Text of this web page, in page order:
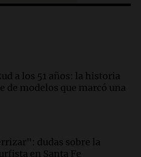
desarrollo urbano y casa
sus puertas mañana con
y sorpresas
una casa del
48 municipios
a los 51 años: la historia
de modelos que marcó una
dudas sobre la
en Santa Fe